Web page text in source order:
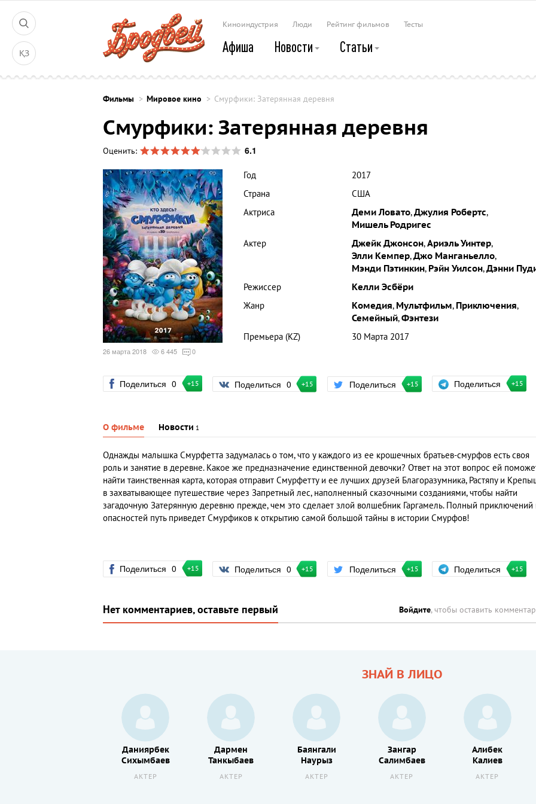
ҚЗ
Киноиндустрия Люди Рейтинг фильмов Тесты
Афиша Новости Статьи
Фильмы Мировое кино Смурфики: Затерянная деревня
Смурфики: Затерянная деревня
Оценить: 6.1
26 марта 2018 6 445 0
Год
2017
Страна
США
Актриса
Деми Ловато,Джулия Робертс,
Мишель Родригес
Актер
Джейк Джонсон,Ариэль Уинтер,
Элли Кемпер,Джо Манганьелло,
Мэнди Пэтинкин, Рэйн Уилсон,Дэнни
Режиссер
Келли Эсбёри
Жанр
Комедия, Мультфильм, Приключения,
Семейный,Фэнтези
Премьера (KZ)
30 Марта 2017
Поделиться 0 +15 Поделиться 0 +15 Поделиться +15 Поделиться +15
О фильме Новости 1
Однажды малышка Смурфетта задумалась о том, что у каждого из ее крошечных братьев-смурфов есть своя
роль и занятие в деревне. Какое же предназначение единственной девочки? Ответ на этот вопрос ей
найти таинственная карта, которая отправит Смурфетту и ее лучших друзей Благоразумника, Растяпу и
в захватывающее путешествие через Запретный лес, наполненный сказочными созданиями, чтобы найти
загадочную Затерянную деревню прежде, чем это сделает злой волшебник Гаргамель. Полный приключений
опасностей путь приведет Смурфиков к открытию самой большой тайны в истории Смурфов!
Поделиться 0 +15 Поделиться 0 +15 Поделиться +15 Поделиться +15
Нет комментариев, оставьте первый Войдите, чтобы оставить
ЗНАЙ В ЛИЦО
Даниярбек
Сихымбаев
АКТЕР
Дармен
Танкыбаев
АКТЕР
Баянгали
Наурыз
АКТЕР
Зангар
Салимбаев
АКТЕР
Алибек
Калиев
АКТЕР